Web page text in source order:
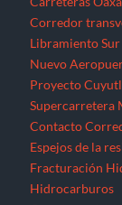
Corredor
Libramiento
Nuevo
Proyecto
Supercarretera
Contacto
Espejos de la
Fracturación
Hidrocarburos